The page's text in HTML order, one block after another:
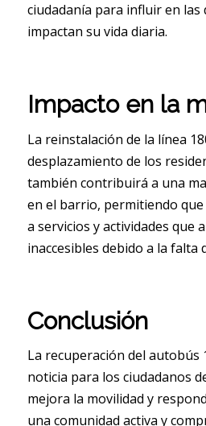
ciudadanía para influir en las
impactan su vida diaria.
Impacto en la
La reinstalación de la línea
desplazamiento de los
también contribuirá a una
en el barrio, permitiendo que
a servicios y actividades que
inaccesibles debido a la falta
Conclusión
La recuperación del autobús
noticia para los ciudadanos
mejora la movilidad y
una comunidad activa y